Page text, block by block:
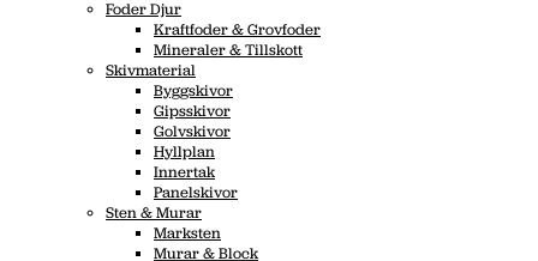
Foder Djur
Kraftfoder & Grovfoder
Mineraler & Tillskott
Skivmaterial
Byggskivor
Gipsskivor
Golvskivor
Hyllplan
Innertak
Panelskivor
Sten & Murar
Marksten
Murar & Block